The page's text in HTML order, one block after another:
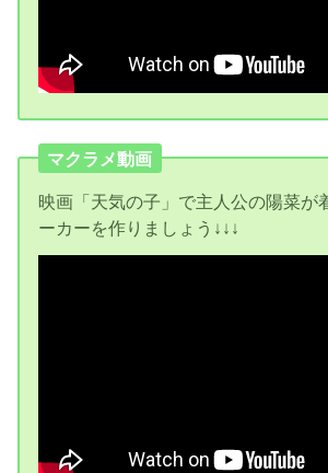
マクラメ動画
映画「天気の子」で主人公の陽菜が
ーカーを作りましょう↓↓↓